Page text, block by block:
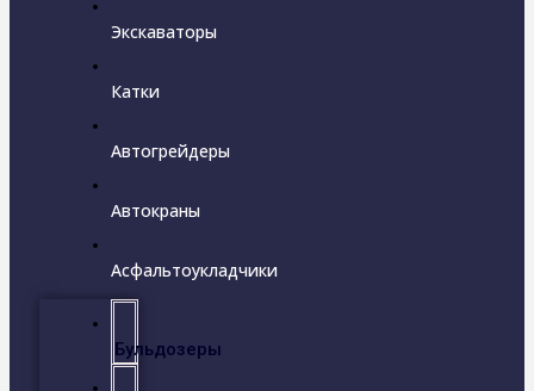
Экскаваторы
Катки
Автогрейдеры
Автокраны
Асфальтоукладчики
Бульдозеры